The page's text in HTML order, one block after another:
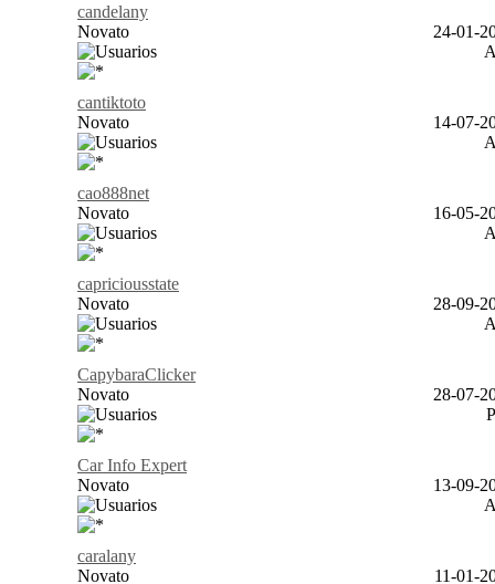
candelany
Novato
24-01-
cantiktoto
Novato
14-07-
cao888net
Novato
16-05-
capriciousstate
Novato
28-09-
CapybaraClicker
Novato
28-07-
Car Info Expert
Novato
13-09-
caralany
Novato
11-01-